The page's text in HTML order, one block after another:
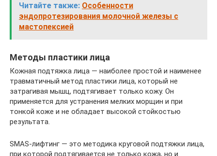
Читайте также: Особенности
эндопротезирования молочной железы с
мастопексией
Методы пластики лица
Кожная подтяжка лица — наиболее простой и наименее
травматичный метод пластики лица, который не
затрагивая мышц, подтягивает только кожу. Он
применяется для устранения мелких морщин и при
тонкой коже и не обладает высокой стойкостью
результата.
SMAS-лифтинг — это методика круговой подтяжки лица,
при которой подтягивается не только кожа, но и